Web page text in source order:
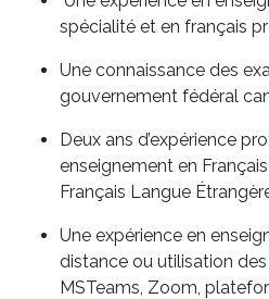
spécialité et en français
Une connaissance des
gouvernement fédéral
Deux ans d’expérience
enseignement en
Français Langue
Une expérience en
distance ou utilisation
MSTeams, Zoom,